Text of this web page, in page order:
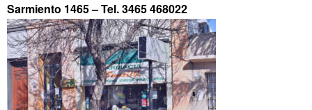
Sarmiento 1465 –Tel. 3465 468022